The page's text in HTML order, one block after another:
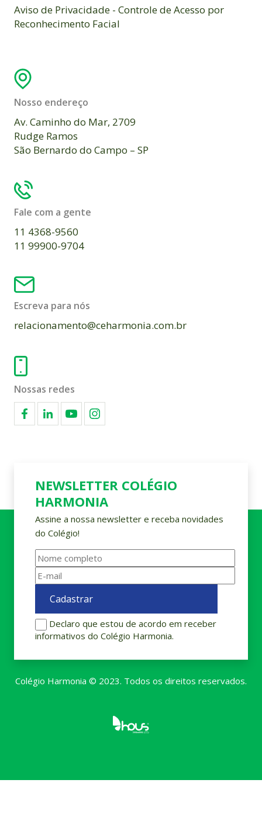
Aviso de Privacidade - Controle de Acesso por
Reconhecimento Facial
Nosso endereço
Av. Caminho do Mar, 2709
Rudge Ramos
São Bernardo do Campo – SP
Fale com a gente
11 4368-9560
11 99900-9704
Escreva para nós
relacionamento@ceharmonia.com.br
Nossas redes
NEWSLETTER COLÉGIO
HARMONIA
Assine a nossa newsletter e receba novidades
do Colégio!
Declaro que estou de acordo em receber
informativos do Colégio Harmonia.
Colégio Harmonia © 2023. Todos os direitos reservados.